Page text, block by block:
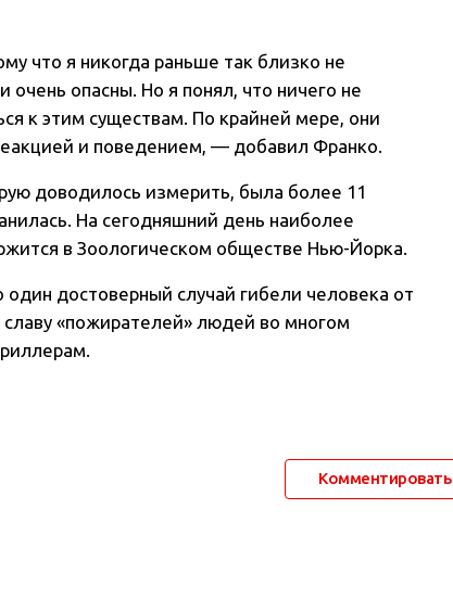
что я никогда раньше так близко не
опасны. Но я понял, что ничего не
к этим существам. По крайней мере, они
и поведением, — добавил Франко.
доводилось измерить, была более 11
На сегодняшний день наиболее
в Зоологическом обществе Нью-Йорка.
один достоверный случай гибели человека от
«пожирателей» людей во многом
Комментировать